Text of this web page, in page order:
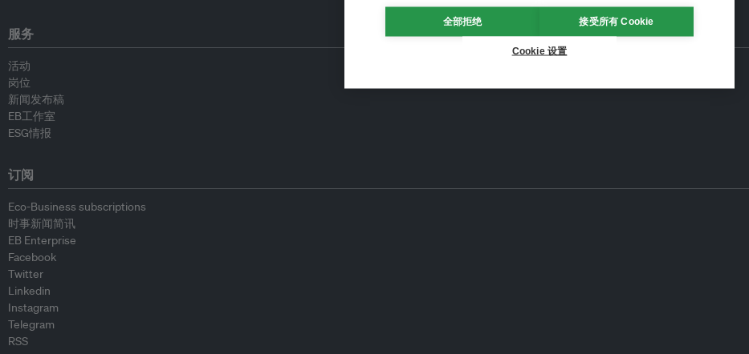
服务
活动
岗位
新闻发布稿
EB工作室
ESG情报
订阅
Eco-Business subscriptions
时事新闻简讯
EB Enterprise
Facebook
Twitter
Linkedin
Instagram
Telegram
RSS
全部拒绝 接受所有 Cookie
Cookie 设置